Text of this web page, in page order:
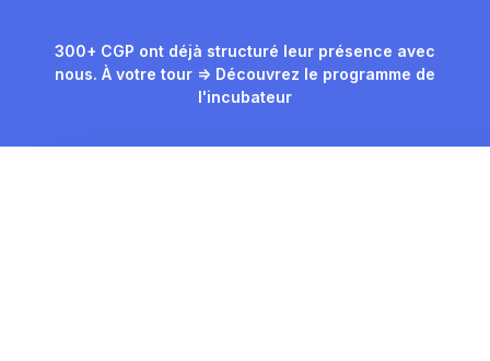
300+ CGP ont déjà structuré leur présence avec
nous. À votre tour => Découvrez le programme de
l'incubateur